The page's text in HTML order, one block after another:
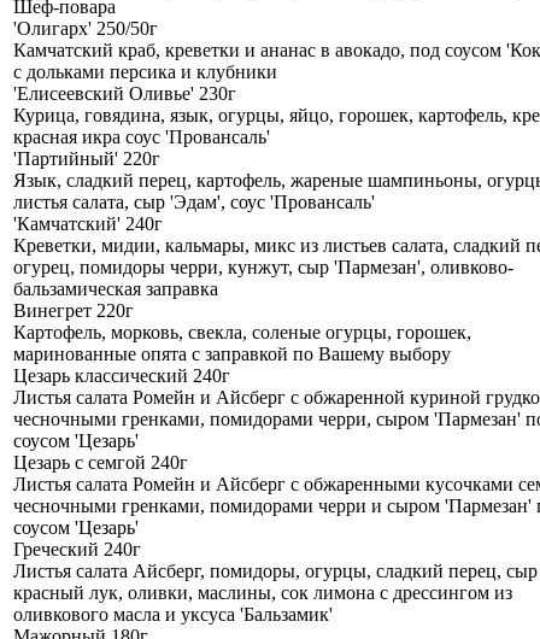
Шеф-повара
'Олигарх' 250/50г
Камчатский краб, креветки и ананас в авокадо, под соусом
с дольками персика и клубники
'Елисеевский Оливье' 230г
Курица, говядина, язык, огурцы, яйцо, горошек, картофель,
красная икра соус 'Провансаль'
'Партийный' 220г
Язык, сладкий перец, картофель, жареные шампиньоны,
листья салата, сыр 'Эдам', соус 'Провансаль'
'Камчатский' 240г
Креветки, мидии, кальмары, микс из листьев салата, сладкий
огурец, помидоры черри, кунжут, сыр 'Пармезан', оливково-
бальзамическая заправка
Винегрет 220г
Картофель, морковь, свекла, соленые огурцы, горошек,
маринованные опята с заправкой по Вашему выбору
Цезарь классический 240г
Листья салата Ромейн и Айсберг с обжаренной куриной
чесночными гренками, помидорами черри, сыром 'Пармезан'
соусом 'Цезарь'
Цезарь с семгой 240г
Листья салата Ромейн и Айсберг с обжаренными кусочками
чесночными гренками, помидорами черри и сыром 'Пармезан'
соусом 'Цезарь'
Греческий 240г
Листья салата Айсберг, помидоры, огурцы, сладкий перец,
красный лук, оливки, маслины, сок лимона с дрессингом из
оливкового масла и уксуса 'Бальзамик'